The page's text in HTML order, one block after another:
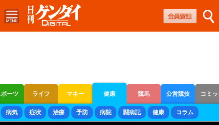
ーツ ライフ マネー 健康 競馬 公営競技 コミ
ボートレース 競輪 オートレース
病気 症状 治療 予防 病院 闘病記 健康 コラム